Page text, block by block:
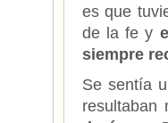
es que
de la fe y
siempre
Se sentía
resultaban